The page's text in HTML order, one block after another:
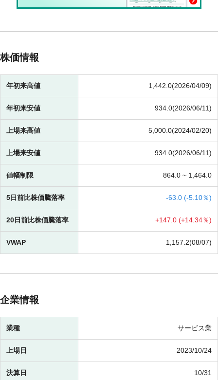
株価情報
年初来高値 1,442.0(2026/04/09)
年初来安値 934.0(2026/06/11)
上場来高値 5,000.0(2024/02/20)
上場来安値 934.0(2026/06/11)
値幅制限 864.0 ~ 1,464.0
5日前比株価騰落率 -63.0 (-5.10％)
20日前比株価騰落率 +147.0 (+14.34％)
VWAP 1,157.2(08/07)
企業情報
業種 サービス業
上場日 2023/10/24
決算日 10/31